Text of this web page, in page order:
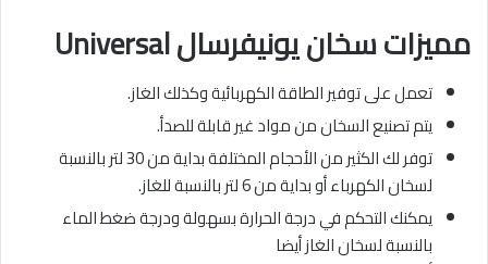
مميزات سخان يونيفرسال Universal
تعمل على توفير الطاقة الكهربائية وكذلك الغاز.
يتم تصنيع السخان من مواد غير قابلة للصدأ.
توفر لك الكثير من الأحجام المختلفة بداية من 30 لتر بالنسبة
لسخان الكهرباء أو بداية من 6 لتر بالنسبة للغاز.
يمكنك التحكم في درجة الحرارة بسهولة ودرجة ضغط الماء
بالنسبة لسخان الغاز أيضا